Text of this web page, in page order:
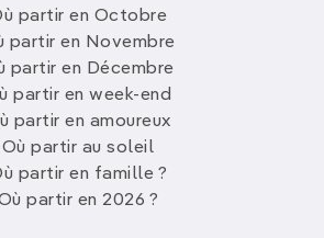
partir en Octobre
partir en Novembre
partir en Décembre
partir en week-end
partir en amoureux
Où partir au soleil
partir en famille ?
partir en 2026 ?